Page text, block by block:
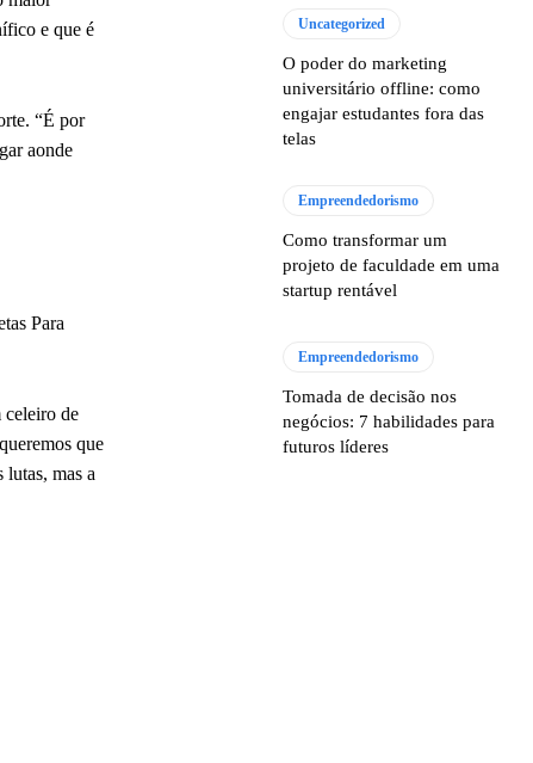
e que é
“É por
aonde
Para
celeiro de
que
lutas, mas a
Uncategorized
O poder do marketing
universitário offline: como
engajar estudantes fora das
telas
Empreendedorismo
Como transformar um
projeto de faculdade em uma
startup rentável
Empreendedorismo
Tomada de decisão nos
negócios: 7 habilidades para
futuros líderes